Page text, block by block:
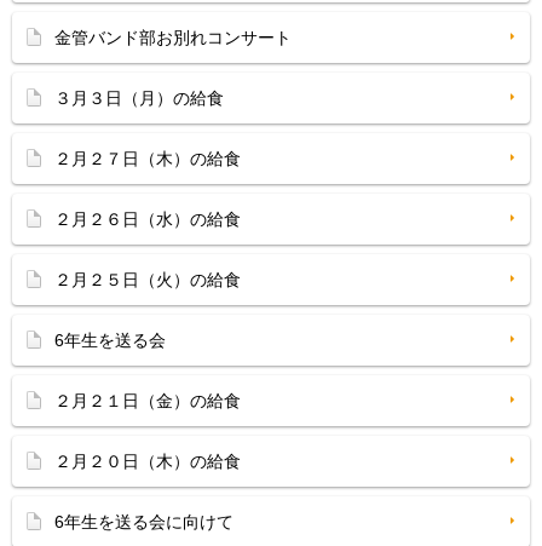
金管バンド部お別れコンサート
３月３日（月）の給食
２月２７日（木）の給食
２月２６日（水）の給食
２月２５日（火）の給食
6年生を送る会
２月２１日（金）の給食
２月２０日（木）の給食
6年生を送る会に向けて